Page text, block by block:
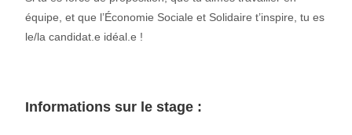
équipe, et que l’Économie Sociale et Solidaire t’inspire, tu es
le/la candidat.e idéal.e !
Informations sur le stage :